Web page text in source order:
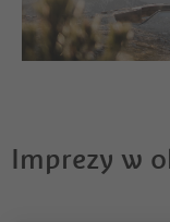
Imprezy w